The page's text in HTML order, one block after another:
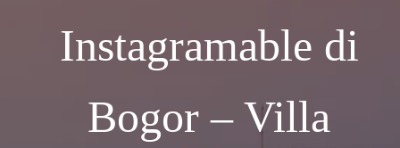
Instagramable di
Bogor – Villa